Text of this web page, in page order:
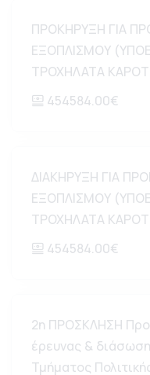
ΠΡΟΚΗΡΥΞΗ ΓΙΑ
ΕΞΟΠΛΙΣΜΟΥ
ΤΡΟΧΗΛΑΤΑ
454584.00€
ΔΙΑΚΗΡΥΞΗ ΓΙΑ
ΕΞΟΠΛΙΣΜΟΥ
ΤΡΟΧΗΛΑΤΑ
454584.00€
2η ΠΡΟΣΚΛΗΣΗ
έρευνας &
Τμήματος